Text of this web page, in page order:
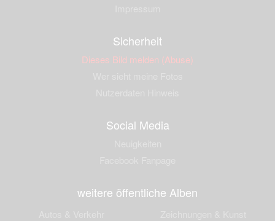
Sicherheit
Dieses Bild melden (Abuse)
Social Media
weitere öffentliche Alben